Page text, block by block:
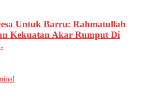
Untuk Barru: Rahmatullah
Kekuatan Akar Rumput Di